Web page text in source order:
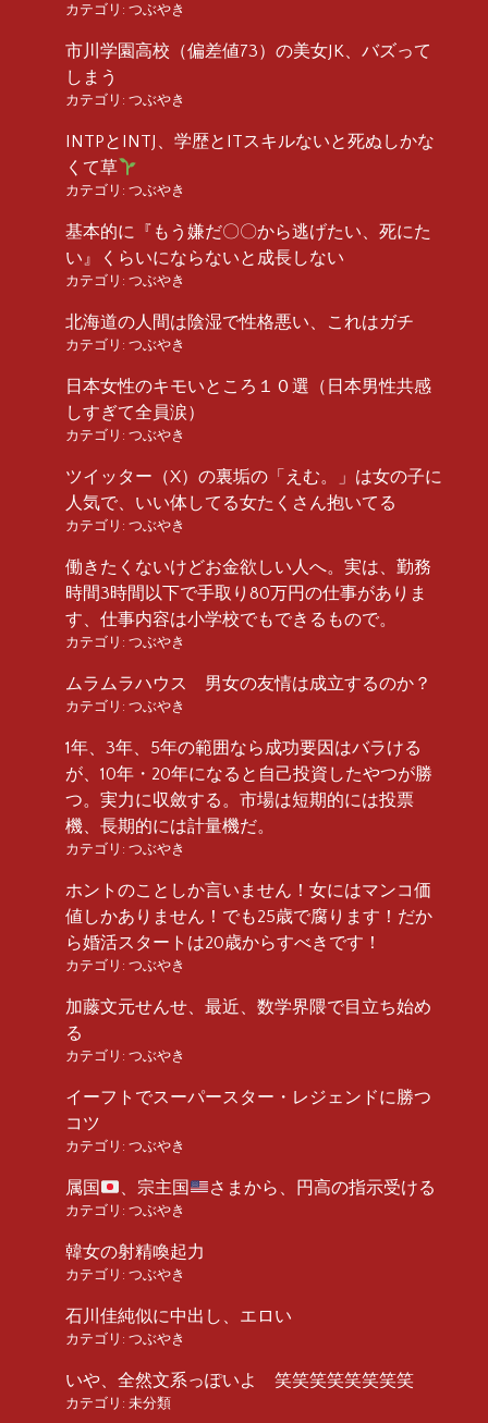
カテゴリ: つぶやき
市川学園高校（偏差値73）の美女JK、バズって
しまう
カテゴリ: つぶやき
INTPとINTJ、学歴とITスキルないと死ぬしかな
くて草
カテゴリ: つぶやき
基本的に『もう嫌だ〇〇から逃げたい、死にた
い』くらいにならないと成長しない
カテゴリ: つぶやき
北海道の人間は陰湿で性格悪い、これはガチ
カテゴリ: つぶやき
日本女性のキモいところ１０選（日本男性共感
しすぎて全員涙）
カテゴリ: つぶやき
ツイッター（X）の裏垢の「えむ。」は女の子に
人気で、いい体してる女たくさん抱いてる
カテゴリ: つぶやき
働きたくないけどお金欲しい人へ。実は、勤務
時間3時間以下で手取り80万円の仕事がありま
す、仕事内容は小学校でもできるもので。
カテゴリ: つぶやき
ムラムラハウス 男女の友情は成立するのか？
カテゴリ: つぶやき
1年、3年、5年の範囲なら成功要因はバラける
が、10年・20年になると自己投資したやつが勝
つ。実力に収斂する。市場は短期的には投票
機、長期的には計量機だ。
カテゴリ: つぶやき
ホントのことしか言いません！女にはマンコ価
値しかありません！でも25歳で腐ります！だか
ら婚活スタートは20歳からすべきです！
カテゴリ: つぶやき
加藤文元せんせ、最近、数学界隈で目立ち始め
る
カテゴリ: つぶやき
イーフトでスーパースター・レジェンドに勝つ
コツ
カテゴリ: つぶやき
属国 、宗主国 さまから、円高の指示受ける
カテゴリ: つぶやき
韓女の射精喚起力
カテゴリ: つぶやき
石川佳純似に中出し、エロい
カテゴリ: つぶやき
いや、全然文系っぽいよ 笑笑笑笑笑笑笑笑
カテゴリ: 未分類